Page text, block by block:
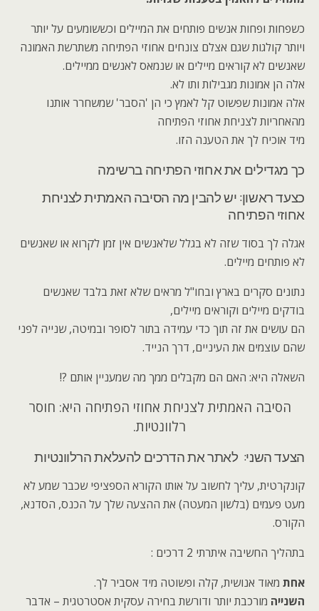
כשפחות ופחות אנשים פותחים את המיילים וכששומעים על יותר
ויותר קולגות שגם אצלם צונחים אחוזי הפתיחה משתרשת האמונה
שאנשים לא קוראים מיילים או שנמאס לאנשים ממיילים.
אלה הן אמונות מגבילות ותו לא.
אלה אמונות שפשוט קל לאמץ כי הן 'הסבר' שמשחרר אותנו
מהאחריות לצניחת אחוזי הפתיחה
מיד אוכיח לך את הטענה הזו.
כך מגדילים את אחוזי הפתיחה ברשימה
כצעד ראשון: יש להבין מה הסיבה האמתית לצניחת
אחוזי הפתיחה
אגלה לך בסוד שזה לא בגלל שלאנשים אין זמן לקרוא או שאנשים
לא פותחים מיילים.
נתונים סקרים בארץ ובחו"ל מראים שלא זאת בלבד שאנשים
בודקים מיילים וקוראים מיילים,
הם עושים את זה תוך כדי עמידה בתור לסופר ובמיטה, שנייה לפני
שהם עוצמים את העיניים, דרך הנייד.
השאלה היא: האם הם מקבלים ממך מה שמעניין אותם ?!
הסיבה האמתית לצניחת אחוזי הפתיחה היא: חוסר
רלוונטיות.
הצעד השני: לאתר את הדרכים להעלאת הרלוונטיות
קונקרטית, עליך לחשוב על אותו הקורא הספציפי שכבר שמע לא
מעט פעמים (בלשון המעטה) את ההצעה שלך על הכנס, הסדנא,
הקורס.
בתהליך החשיבה איתרתי 2 דרכים :
אחת מאוד אנושית, קלה ופשוטה מיד אסביר לך.
השנייה מורכבת יותר ודורשת בחירה עסקית אסטרטגית – אדבר